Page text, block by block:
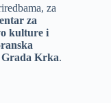
za
za
kulture i
Krka.